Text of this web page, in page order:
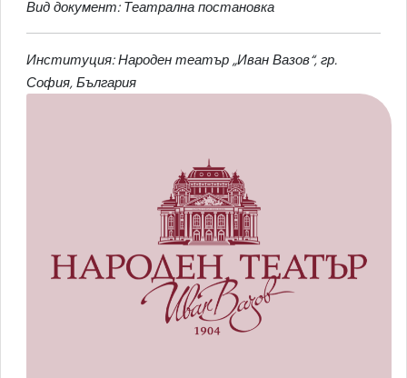
Вид документ: Театрална постановка
Институция: Народен театър „Иван Вазов“, гр.
София, България